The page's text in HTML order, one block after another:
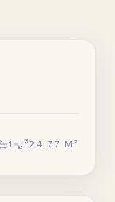
1 24.77 M²